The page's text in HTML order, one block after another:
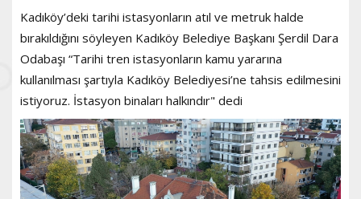
Kadıköy’deki tarihi istasyonların atıl ve metruk halde
bırakıldığını söyleyen Kadıköy Belediye Başkanı Şerdil Dara
Odabaşı “Tarihi tren istasyonların kamu yararına
kullanılması şartıyla Kadıköy Belediyesi’ne tahsis edilmesini
istiyoruz. İstasyon binaları halkındır" dedi